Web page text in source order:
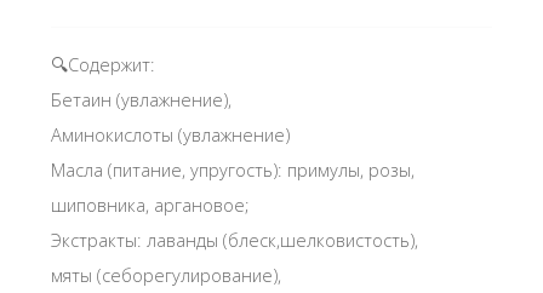
🔍Содержит:
Бетаин (увлажнение),
Аминокислоты (увлажнение)
Масла (питание, упругость): примулы, розы,
шиповника, аргановое;
Экстракты: лаванды (блеск,шелковистость),
мяты (себорегулирование),